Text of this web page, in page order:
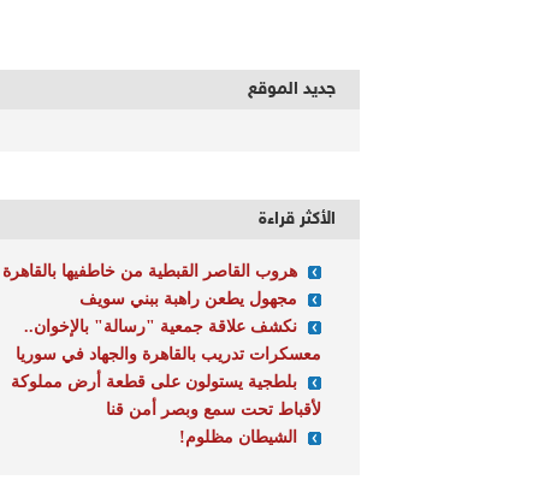
جديد الموقع
الأكثر قراءة
هروب القاصر القبطية من خاطفيها بالقاهرة
مجهول يطعن راهبة ببني سويف
نكشف علاقة جمعية "رسالة" بالإخوان..
معسكرات تدريب بالقاهرة والجهاد في سوريا
بلطجية يستولون على قطعة أرض مملوكة
لأقباط تحت سمع وبصر أمن قنا
الشيطان مظلوم!